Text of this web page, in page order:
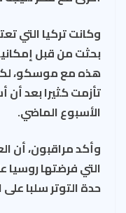
وكانت تركيا التي
بحثت من قبل
هذه مع موسكو، لكن
تأزمت كثيرا بعد
الأسبوع الماضي.
وأكد مراقبون، أن
التي فرضتها روسيا
حدة التوتر سلبا